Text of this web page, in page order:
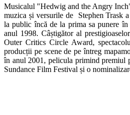
Musicalul "Hedwig and the Angry
muzica și versurile de Stephen Trask
la public încă de la prima sa punere
anul 1998. Câștigător al
Outer Critics Circle Award,
producții pe scene de pe întreg
în anul 2001, pelicula primind premiul
Sundance Film Festival și o